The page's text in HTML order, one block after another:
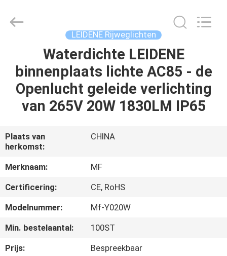
PRODUCTEN
OVER
ONS
FABRIEKSREIS
KWALITEITSCONTROLE
Co.,Ltd..
LEIDENE Rijweglichten
Waterdichte LEIDENE
binnenplaats lichte AC85 - de
Openlucht geleide verlichting
van 265V 20W 1830LM IP65
Plaats van
herkomst:
CHINA
Merknaam:
MF
Certificering:
CE, RoHS
Modelnummer:
Mf-Y020W
Min. bestelaantal:
100ST
Prijs:
Bespreekbaar